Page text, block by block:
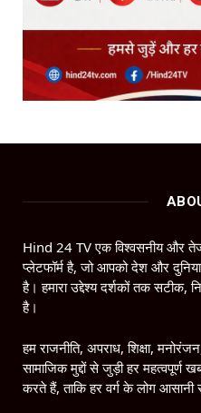
Hind 24 TV एक विश्वसनीय और
प्लेटफॉर्म है, जो आपको देश और
है। हमारा उद्देश्य दर्शकों तक सटीक,
है।
हम राजनीति, अपराध, शिक्षा,
सामाजिक मुद्दों से जुड़ी हर महत्वपूर्ण
करते हैं, ताकि हर वर्ग के लोग